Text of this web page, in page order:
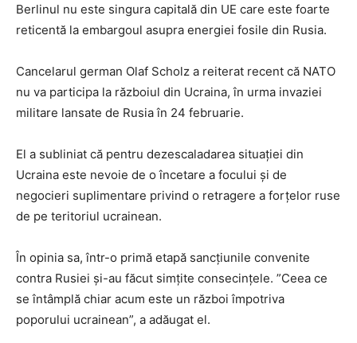
Berlinul nu este singura capitală din UE care este foarte
reticentă la embargoul asupra energiei fosile din Rusia.
Cancelarul german Olaf Scholz a reiterat recent că NATO
nu va participa la războiul din Ucraina, în urma invaziei
militare lansate de Rusia în 24 februarie.
El a subliniat că pentru dezescaladarea situaţiei din
Ucraina este nevoie de o încetare a focului şi de
negocieri suplimentare privind o retragere a forţelor ruse
de pe teritoriul ucrainean.
În opinia sa, într-o primă etapă sancţiunile convenite
contra Rusiei şi-au făcut simţite consecinţele. ”Ceea ce
se întâmplă chiar acum este un război împotriva
poporului ucrainean”, a adăugat el.